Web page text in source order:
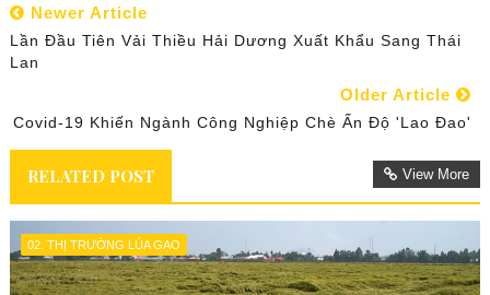
Newer Article
Lần Đầu Tiên Vải Thiều Hải Dương Xuất Khẩu Sang Thái
Lan
Older Article
Covid-19 Khiến Ngành Công Nghiệp Chè Ấn Độ 'lao Đao'
RELATED POST View More
02. THỊ TRƯỜNG LÚA GẠO